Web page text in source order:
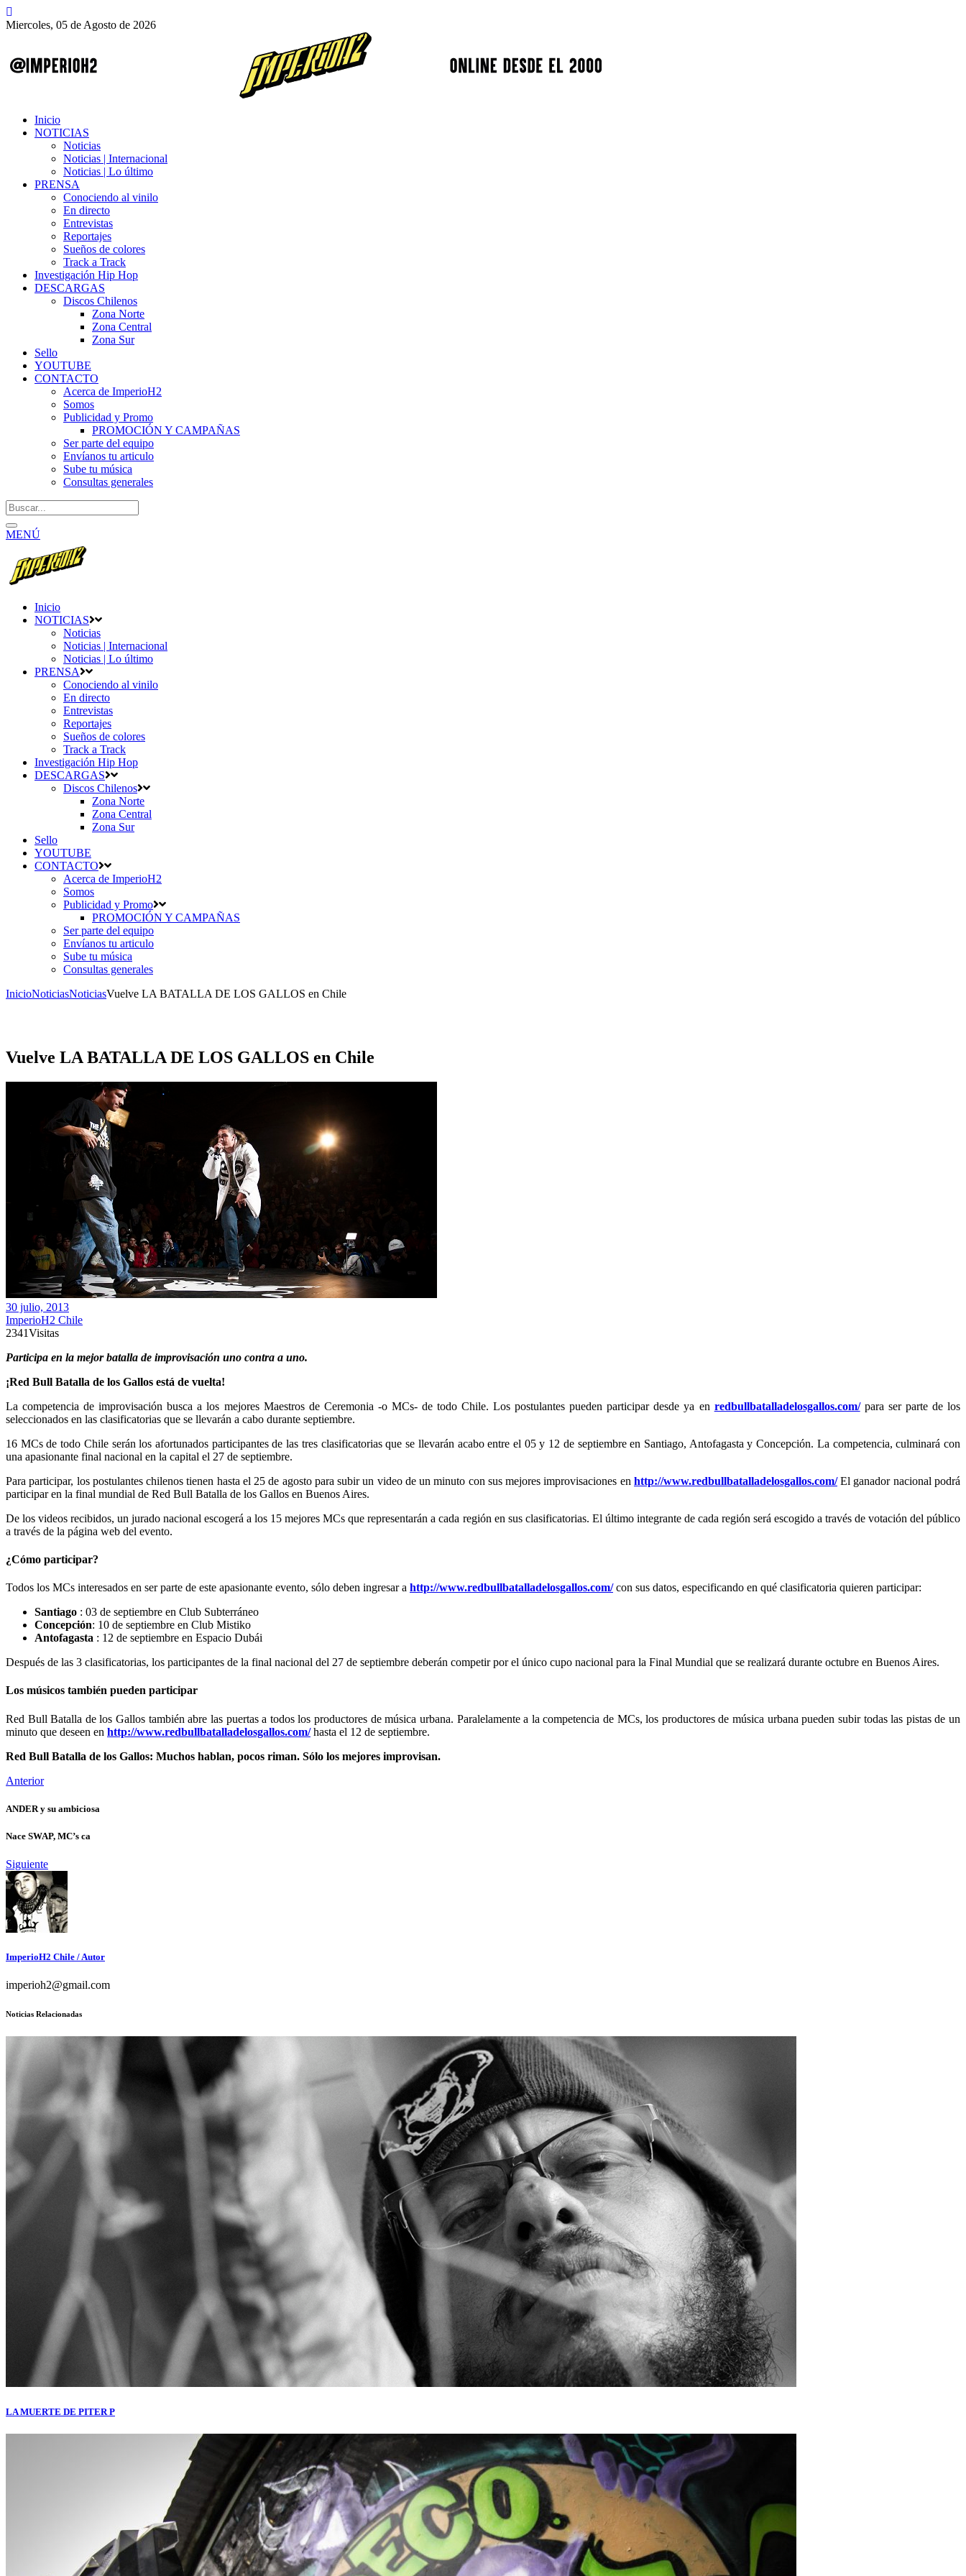
Miercoles, 05 de Agosto de 2026
Inicio
NOTICIAS
Noticias
Noticias | Internacional
Noticias | Lo último
PRENSA
Conociendo al vinilo
En directo
Entrevistas
Reportajes
Sueños de colores
Track a Track
Investigación Hip Hop
DESCARGAS
Discos Chilenos
Zona Norte
Zona Central
Zona Sur
Sello
YOUTUBE
CONTACTO
Acerca de ImperioH2
Somos
Publicidad y Promo
PROMOCIÓN Y CAMPAÑAS
Ser parte del equipo
Envíanos tu articulo
Sube tu música
Consultas generales
MENÚ
Inicio
NOTICIAS
Noticias
Noticias | Internacional
Noticias | Lo último
PRENSA
Conociendo al vinilo
En directo
Entrevistas
Reportajes
Sueños de colores
Track a Track
Investigación Hip Hop
DESCARGAS
Discos Chilenos
Zona Norte
Zona Central
Zona Sur
Sello
YOUTUBE
CONTACTO
Acerca de ImperioH2
Somos
Publicidad y Promo
PROMOCIÓN Y CAMPAÑAS
Ser parte del equipo
Envíanos tu articulo
Sube tu música
Consultas generales
InicioNoticiasNoticiasVuelve LA BATALLA DE LOS GALLOS en Chile
Vuelve LA BATALLA DE LOS GALLOS en Chile
30 julio, 2013
ImperioH2 Chile
2341Visitas
Participa en la mejor batalla de improvisación uno contra a uno.
¡Red Bull Batalla de los Gallos está de vuelta!
La competencia de improvisación busca a los mejores Maestros de Ceremonia -o MCs- de todo Chile. Los postulantes pueden participar desde ya en redbullbatalladelosgallos.com/para ser parte de los
seleccionados en las clasificatorias que se llevarán a cabo durante septiembre.
16 MCs de todo Chile serán los afortunados participantes de las tres clasificatorias que se llevarán acabo entre el 05 y 12 de septiembre en Santiago, Antofagasta y Concepción. La competencia, culminará con
una apasionante final nacional en la capital el 27 de septiembre.
Para participar, los postulantes chilenos tienen hasta el 25 de agosto para subir un video de un minuto con sus mejores improvisaciones en http://www.redbullbatalladelosgallos.com/El ganador nacional podrá
participar en la final mundial de Red Bull Batalla de los Gallos en Buenos Aires.
De los videos recibidos, un jurado nacional escogerá a los 15 mejores MCs que representarán a cada región en sus clasificatorias. El último integrante de cada región será escogido a través de votación del público
a través de la página web del evento.
¿Cómo participar?
Todos los MCs interesados en ser parte de este apasionante evento, sólo deben ingresar a http://www.redbullbatalladelosgallos.com/con sus datos, especificando en qué clasificatoria quieren participar:
Santiago : 03 de septiembre en Club Subterráneo
Concepción: 10 de septiembre en Club Mistiko
Antofagasta : 12 de septiembre en Espacio Dubái
Después de las 3 clasificatorias, los participantes de la final nacional del 27 de septiembre deberán competir por el único cupo nacional para la Final Mundial que se realizará durante octubre en Buenos Aires.
Los músicos también pueden participar
Red Bull Batalla de los Gallos también abre las puertas a todos los productores de música urbana. Paralelamente a la competencia de MCs, los productores de música urbana pueden subir todas las pistas de un
minuto que deseen en http://www.redbullbatalladelosgallos.com/hasta el 12 de septiembre.
Red Bull Batalla de los Gallos: Muchos hablan, pocos riman. Sólo los mejores improvisan.
Anterior
ANDER y su ambiciosa
Nace SWAP, MC’s ca
Siguiente
ImperioH2 Chile / Autor
imperioh2@gmail.com
Noticias Relacionadas
LA MUERTE DE PITER P